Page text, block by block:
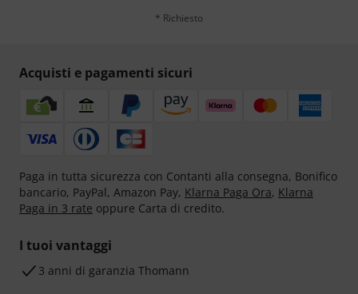
* Richiesto
Acquisti e pagamenti sicuri
Paga in tutta sicurezza con Contanti alla consegna, Bonifico
bancario, PayPal, Amazon Pay, Klarna Paga Ora, Klarna
Paga in 3 rate oppure Carta di credito.
I tuoi vantaggi
3 anni di garanzia Thomann